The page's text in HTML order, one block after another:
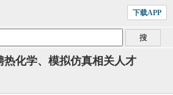
下载APP
热化学、模拟仿真相关人才